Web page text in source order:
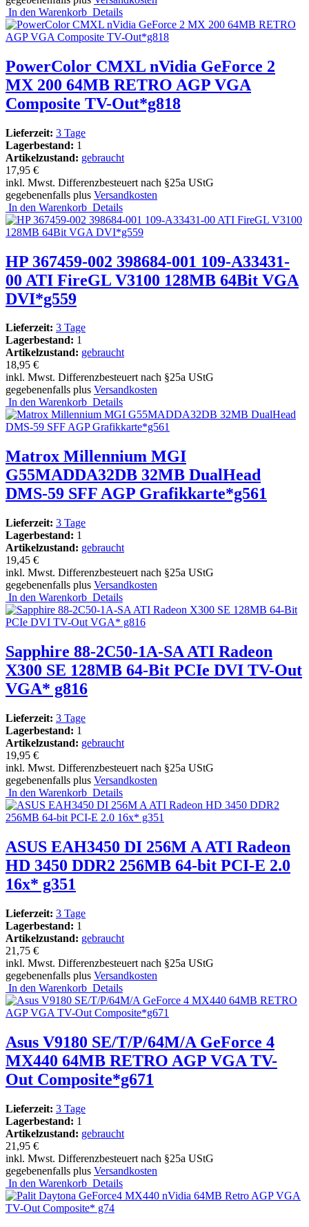
In den Warenkorb Details
PowerColor CMXL nVidia GeForce 2
MX 200 64MB RETRO AGP VGA
Composite TV-Out*g818
Lieferzeit: 3 Tage
Lagerbestand: 1
Artikelzustand: gebraucht
17,95 €
inkl. Mwst. Differenzbesteuert nach §25a UStG
gegebenenfalls plus Versandkosten
In den Warenkorb Details
HP 367459-002 398684-001 109-A33431-
00 ATI FireGL V3100 128MB 64Bit VGA
DVI*g559
Lieferzeit: 3 Tage
Lagerbestand: 1
Artikelzustand: gebraucht
18,95 €
inkl. Mwst. Differenzbesteuert nach §25a UStG
gegebenenfalls plus Versandkosten
In den Warenkorb Details
Matrox Millennium MGI
G55MADDA32DB 32MB DualHead
DMS-59 SFF AGP Grafikkarte*g561
Lieferzeit: 3 Tage
Lagerbestand: 1
Artikelzustand: gebraucht
19,45 €
inkl. Mwst. Differenzbesteuert nach §25a UStG
gegebenenfalls plus Versandkosten
In den Warenkorb Details
Sapphire 88-2C50-1A-SA ATI Radeon
X300 SE 128MB 64-Bit PCIe DVI TV-Out
VGA* g816
Lieferzeit: 3 Tage
Lagerbestand: 1
Artikelzustand: gebraucht
19,95 €
inkl. Mwst. Differenzbesteuert nach §25a UStG
gegebenenfalls plus Versandkosten
In den Warenkorb Details
ASUS EAH3450 DI 256M A ATI Radeon
HD 3450 DDR2 256MB 64-bit PCI-E 2.0
16x* g351
Lieferzeit: 3 Tage
Lagerbestand: 1
Artikelzustand: gebraucht
21,75 €
inkl. Mwst. Differenzbesteuert nach §25a UStG
gegebenenfalls plus Versandkosten
In den Warenkorb Details
Asus V9180 SE/T/P/64M/A GeForce 4
MX440 64MB RETRO AGP VGA TV-
Out Composite*g671
Lieferzeit: 3 Tage
Lagerbestand: 1
Artikelzustand: gebraucht
21,95 €
inkl. Mwst. Differenzbesteuert nach §25a UStG
gegebenenfalls plus Versandkosten
In den Warenkorb Details